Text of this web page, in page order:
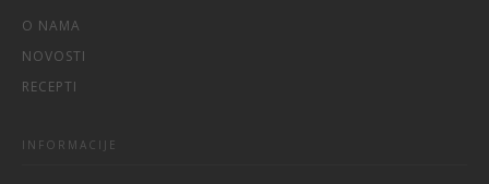
O NAMA
NOVOSTI
RECEPTI
INFORMACIJE